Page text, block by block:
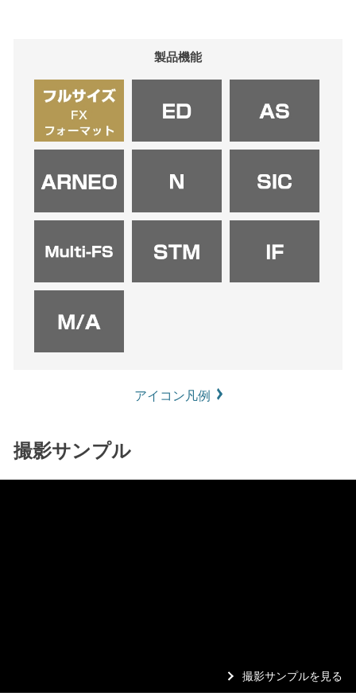
製品機能
アイコン凡例
撮影サンプル
撮影サンプルを見る